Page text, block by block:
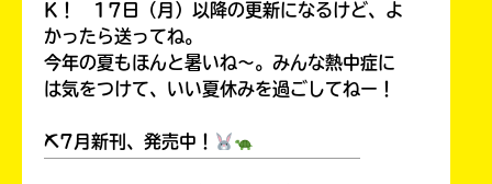
K！ 17日（月）以降の更新になるけど、よ
かったら送ってね。
今年の夏もほんと暑いね～。みんな熱中症に
は気をつけて、いい夏休みを過ごしてねー！
⛏7月新刊、発売中！